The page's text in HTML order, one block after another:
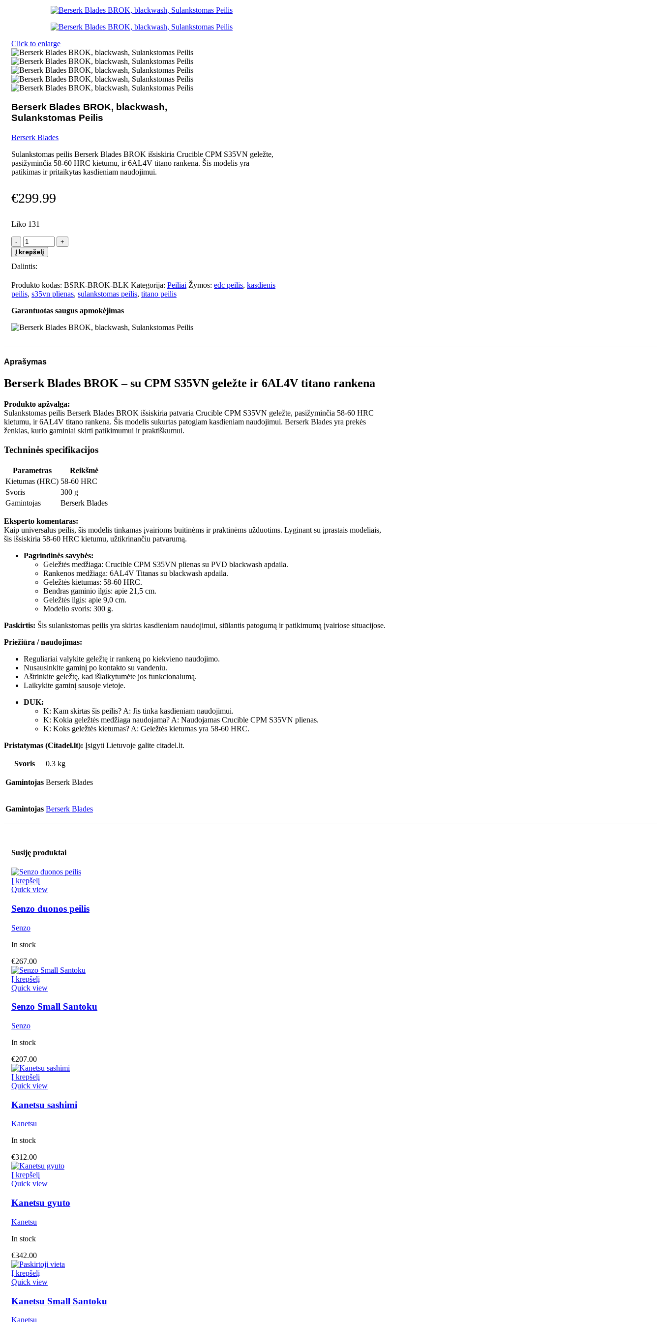
Click to enlarge
Berserk Blades BROK, blackwash,
Sulankstomas Peilis
Berserk Blades
Sulankstomas peilis Berserk Blades BROK išsiskiria Crucible CPM S35VN geležte,
pasižyminčia 58-60 HRC kietumu, ir 6AL4V titano rankena. Šis modelis yra
patikimas ir pritaikytas kasdieniam naudojimui.
€299.99
Liko 131
produkto
kiekis:
Berserk
Blades
blackwash,
Sulankstomas
Į krepšelį
Dalintis:
Produkto kodas: BSRK-BROK-BLK Kategorija: Peiliai Žymos: edc peilis, kasdienis
peilis, s35vn plienas, sulankstomas peilis, titano peilis
Garantuotas saugus apmokėjimas
Aprašymas
Berserk Blades BROK – su CPM S35VN geležte ir 6AL4V titano rankena
Produkto apžvalga:
Sulankstomas peilis Berserk Blades BROK išsiskiria patvaria Crucible CPM S35VN geležte, pasižyminčia 58-60 HRC
kietumu, ir 6AL4V titano rankena. Šis modelis sukurtas patogiam kasdieniam naudojimui. Berserk Blades yra prekės
ženklas, kurio gaminiai skirti patikimumui ir praktiškumui.
Techninės specifikacijos
Parametras
Reikšmė
Kietumas (HRC) 58-60 HRC
Svoris
300 g
Gamintojas
Berserk Blades
Eksperto komentaras:
Kaip universalus peilis, šis modelis tinkamas įvairioms buitinėms ir praktinėms užduotims. Lyginant su įprastais modeliais,
šis išsiskiria 58-60 HRC kietumu, užtikrinančiu patvarumą.
Pagrindinės savybės:
Geležtės medžiaga: Crucible CPM S35VN plienas su PVD blackwash apdaila.
Rankenos medžiaga: 6AL4V Titanas su blackwash apdaila.
Geležtės kietumas: 58-60 HRC.
Bendras gaminio ilgis: apie 21,5 cm.
Geležtės ilgis: apie 9,0 cm.
Modelio svoris: 300 g.
Paskirtis: Šis sulankstomas peilis yra skirtas kasdieniam naudojimui, siūlantis patogumą ir patikimumą įvairiose situacijose.
Priežiūra / naudojimas:
Reguliariai valykite geležtę ir rankeną po kiekvieno naudojimo.
Nusausinkite gaminį po kontakto su vandeniu.
Aštrinkite geležtę, kad išlaikytumėte jos funkcionalumą.
Laikykite gaminį sausoje vietoje.
DUK:
K: Kam skirtas šis peilis? A: Jis tinka kasdieniam naudojimui.
K: Kokia geležtės medžiaga naudojama? A: Naudojamas Crucible CPM S35VN plienas.
K: Koks geležtės kietumas? A: Geležtės kietumas yra 58-60 HRC.
Pristatymas (Citadel.lt): Įsigyti Lietuvoje galite citadel.lt.
Svoris 0.3 kg
Gamintojas Berserk Blades
Gamintojas Berserk Blades
Susiję produktai
Į krepšelį
Quick view
Senzo duonos peilis
Senzo
In stock
€267.00
Į krepšelį
Quick view
Senzo Small Santoku
Senzo
In stock
€207.00
Į krepšelį
Quick view
Kanetsu sashimi
Kanetsu
In stock
€312.00
Į krepšelį
Quick view
Kanetsu gyuto
Kanetsu
In stock
€342.00
Į krepšelį
Quick view
Kanetsu Small Santoku
Kanetsu